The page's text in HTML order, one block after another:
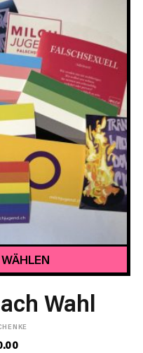
Wahl